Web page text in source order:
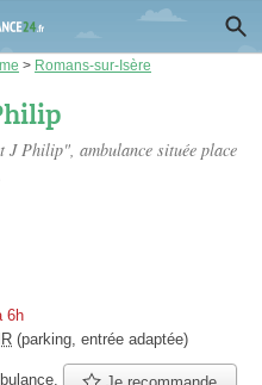
> Romans-sur-Isère
J Philip", ambulance située place
6h
(parking, entrée adaptée)